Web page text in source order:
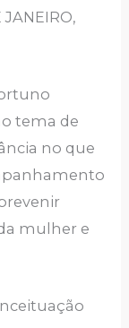
tema de
no que
mulher e